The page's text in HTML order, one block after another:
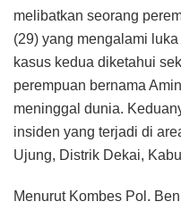
melibatkan seorang
(29) yang mengalami
kasus kedua diketahui
perempuan bernama
meninggal dunia.
insiden yang terjadi di
Ujung, Distrik Dekai,
Menurut Kombes Pol.